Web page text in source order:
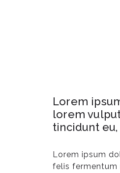
Lorem
lorem
tincidunt
Lorem ipsum
felis fermentum